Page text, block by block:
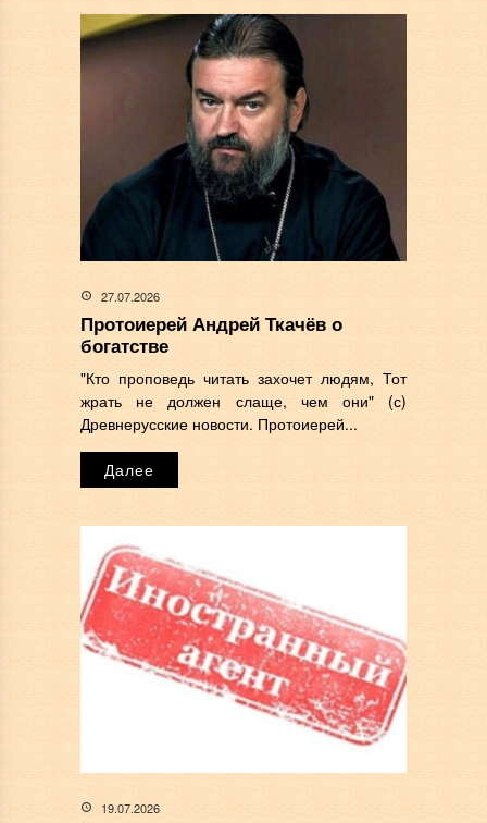
27.07.2026
Протоиерей Андрей Ткачёв о
богатстве
"Кто проповедь читать захочет людям, Тот
жрать не должен слаще, чем они" (с)
Древнерусские новости. Протоиерей...
Далее
19.07.2026